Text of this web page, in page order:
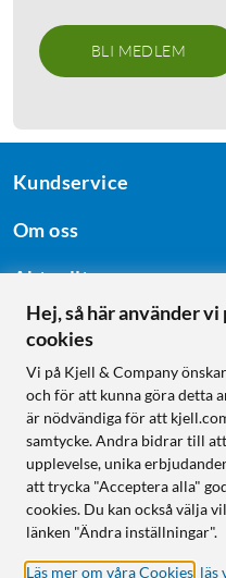
BLI MEDLEM
Kundservice
Om oss
Aktuellt
Följ oss
Handla från:
Sverige
Norge
Hej, så här använder
cookies
Vi på Kjell & Company
och för att kunna göra detta
är nödvändiga för att
samtycke. Andra bidrar till
upplevelse, unika
att trycka "Acceptera alla"
cookies. Du kan också välja
länken "Ändra inställningar".
Läs mer om våra Cookies läs